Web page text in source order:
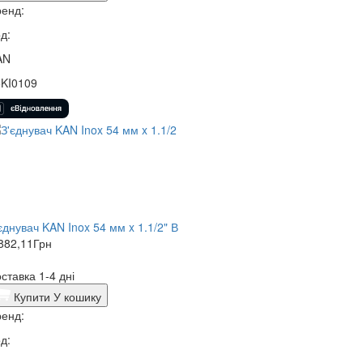
KAN Inox 54 мм x 1.1/2" В
Грн
1-4 дні
Купити У кошику